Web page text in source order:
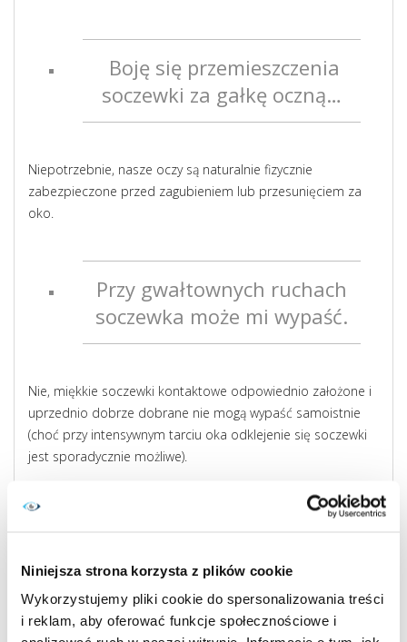
Niniejsza strona korzysta z plików cookie
Wykorzystujemy pliki cookie do spersonalizowania treści
i reklam, aby oferować funkcje społecznościowe i
Boję się przemieszczenia
soczewki za gałkę oczną…
Niepotrzebnie, nasze oczy są naturalnie fizycznie
zabezpieczone przed zagubieniem lub przesunięciem za
oko.
Przy gwałtownych ruchach
soczewka może mi wypaść.
Nie, miękkie soczewki kontaktowe odpowiednio założone i
uprzednio dobrze dobrane nie mogą wypaść samoistnie
(choć przy intensywnym tarciu oka odklejenie się soczewki
jest sporadycznie możliwe).
Warto pamiętać o tym, że siła trzymania się soczewki na
oku zależy przede wszystkim od jej średnicy.
Pielęgnacja soczewek
kontaktowych pochłania